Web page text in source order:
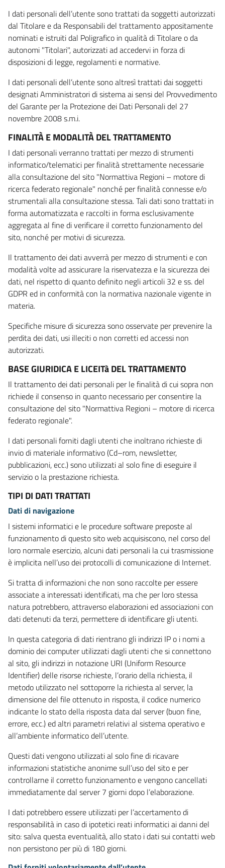
I dati personali dell’utente sono trattati da soggetti autorizzati
dal Titolare e da Responsabili del trattamento appositamente
nominati e istruiti dal Poligrafico in qualità di Titolare o da
autonomi "Titolari", autorizzati ad accedervi in forza di
disposizioni di legge, regolamenti e normative.
I dati personali dell’utente sono altresì trattati dai soggetti
designati Amministratori di sistema ai sensi del Provvedimento
del Garante per la Protezione dei Dati Personali del 27
novembre 2008 s.m.i.
FINALITÀ E MODALITÀ DEL TRATTAMENTO
I dati personali verranno trattati per mezzo di strumenti
informatico/telematici per finalità strettamente necessarie
alla consultazione del sito "Normattiva Regioni – motore di
ricerca federato regionale" nonché per finalità connesse e/o
strumentali alla consultazione stessa. Tali dati sono trattati in
forma automatizzata e raccolti in forma esclusivamente
aggregata al fine di verificare il corretto funzionamento del
sito, nonché per motivi di sicurezza.
Il trattamento dei dati avverrà per mezzo di strumenti e con
modalità volte ad assicurare la riservatezza e la sicurezza dei
dati, nel rispetto di quanto definito negli articoli 32 e ss. del
GDPR ed in conformità con la normativa nazionale vigente in
materia.
Specifiche misure di sicurezza sono osservate per prevenire la
perdita dei dati, usi illeciti o non corretti ed accessi non
autorizzati.
BASE GIURIDICA E LICEITà DEL TRATTAMENTO
Il trattamento dei dati personali per le finalità di cui sopra non
richiede il consenso in quanto necessario per consentire la
consultazione del sito "Normattiva Regioni – motore di ricerca
federato regionale".
I dati personali forniti dagli utenti che inoltrano richieste di
invio di materiale informativo (Cd–rom, newsletter,
pubblicazioni, ecc.) sono utilizzati al solo fine di eseguire il
servizio o la prestazione richiesta.
TIPI DI DATI TRATTATI
Dati di navigazione
I sistemi informatici e le procedure software preposte al
funzionamento di questo sito web acquisiscono, nel corso del
loro normale esercizio, alcuni dati personali la cui trasmissione
è implicita nell’uso dei protocolli di comunicazione di Internet.
Si tratta di informazioni che non sono raccolte per essere
associate a interessati identificati, ma che per loro stessa
natura potrebbero, attraverso elaborazioni ed associazioni con
dati detenuti da terzi, permettere di identificare gli utenti.
In questa categoria di dati rientrano gli indirizzi IP o i nomi a
dominio dei computer utilizzati dagli utenti che si connettono
al sito, gli indirizzi in notazione URI (Uniform Resource
Identifier) delle risorse richieste, l’orario della richiesta, il
metodo utilizzato nel sottoporre la richiesta al server, la
dimensione del file ottenuto in risposta, il codice numerico
indicante lo stato della risposta data dal server (buon fine,
errore, ecc.) ed altri parametri relativi al sistema operativo e
all’ambiente informatico dell’utente.
Questi dati vengono utilizzati al solo fine di ricavare
informazioni statistiche anonime sull’uso del sito e per
controllarne il corretto funzionamento e vengono cancellati
immediatamente dal server 7 giorni dopo l’elaborazione.
I dati potrebbero essere utilizzati per l’accertamento di
responsabilità in caso di ipotetici reati informatici ai danni del
sito: salva questa eventualità, allo stato i dati sui contatti web
non persistono per più di 180 giorni.